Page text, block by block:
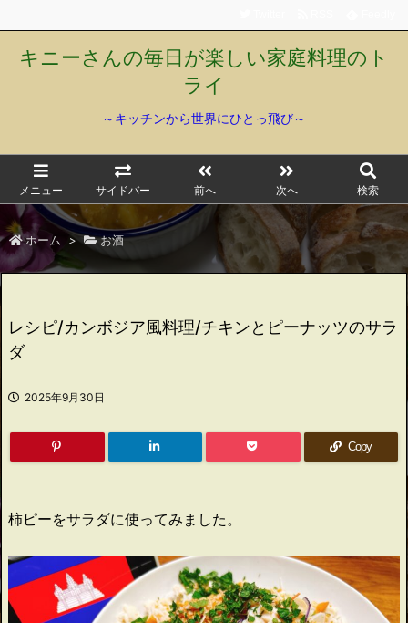
キニーさんの毎日が楽しい家庭料理のト
ライ
～キッチンから世界にひとっ飛び～
メニュー サイドバー 前へ 次へ 検索
ホーム > お酒
レシピ/カンボジア風料理/チキンとピーナッツのサラ
ダ
2025年9月30日
Copy
柿ピーをサラダに使ってみました。